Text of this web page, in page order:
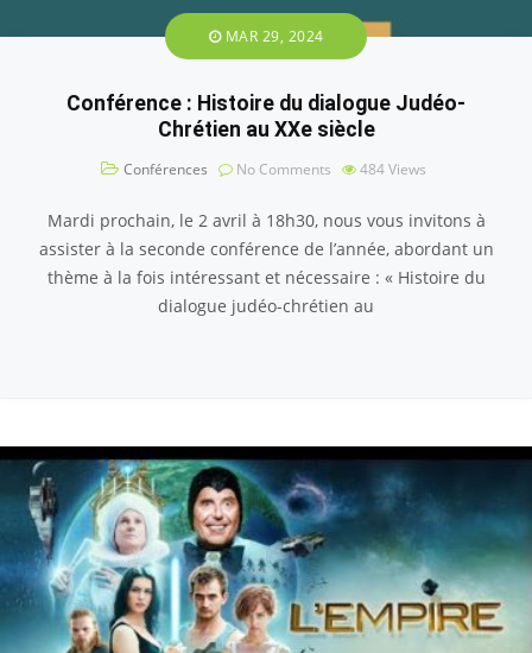
MAR 29, 2024
Conférence : Histoire du dialogue Judéo-
Chrétien au XXe siècle
Conférences No Comments 484Views
Mardi prochain, le 2 avril à 18h30, nous vous invitons à
assister à la seconde conférence de l’année, abordant un
thème à la fois intéressant et nécessaire : « Histoire du
dialogue judéo-chrétien au